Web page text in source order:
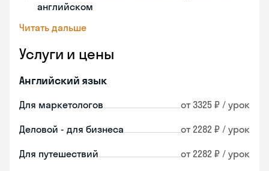
английском
Читать дальше
Услуги и цены
Английский язык
Для маркетологов от 3325 ₽ / урок
Деловой - для бизнеса от 2282 ₽ / урок
Для путешествий от 2282 ₽ / урок